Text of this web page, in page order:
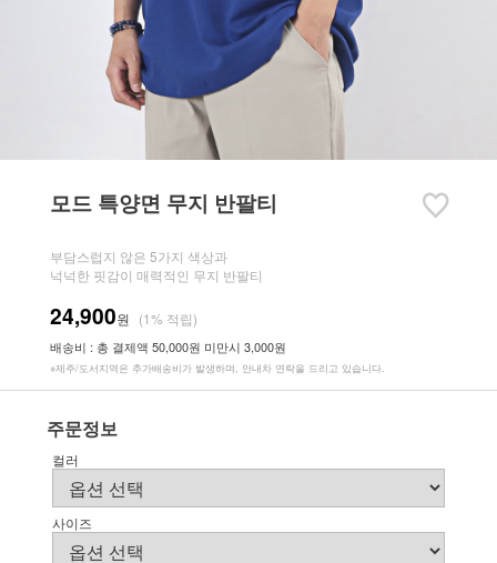
모드 특양면 무지 반팔티
부담스럽지 않은 5가지 색상과
넉넉한 핏감이 매력적인 무지 반팔티
24,900원 (1% 적립)
배송비 : 총 결제액 50,000원 미만시 3,000원
※제주/도서지역은 추가배송비가 발생하며, 안내차 연락을 드리고 있습니다.
주문정보
컬러
사이즈